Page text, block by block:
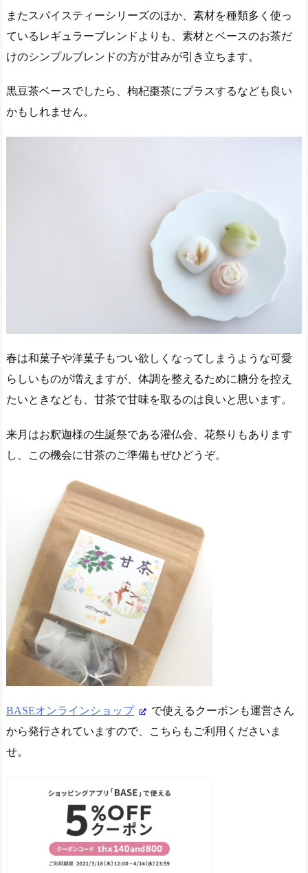
またスパイスティーシリーズのほか、素材を種類多く使っ
ているレギュラーブレンドよりも、素材とベースのお茶だ
けのシンプルブレンドの方が甘みが引き立ちます。
黒豆茶ベースでしたら、枸杞棗茶にプラスするなども良い
かもしれません。
春は和菓子や洋菓子もつい欲しくなってしまうような可愛
らしいものが増えますが、体調を整えるために糖分を控え
たいときなども、甘茶で甘味を取るのは良いと思います。
来月はお釈迦様の生誕祭である灌仏会、花祭りもあります
し、この機会に甘茶のご準備もぜひどうぞ。
BASEオンラインショップ
で使えるクーポンも運営さん
から発行されていますので、こちらもご利用くださいま
せ。